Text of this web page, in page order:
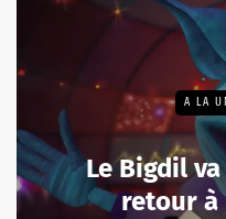
A LA
Le Bigdil
retour à